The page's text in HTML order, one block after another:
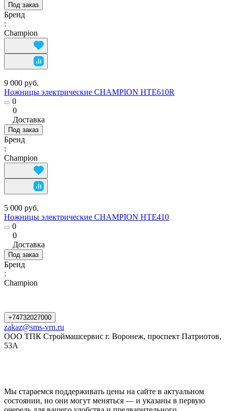
Под заказ
Бренд
:
Champion
9 000 руб.
Ножницы электрические CHAMPION HTE610R
0
0
Доставка
Под заказ
Бренд
:
Champion
5 000 руб.
Ножницы электрические CHAMPION HTE410
0
0
Доставка
Под заказ
Бренд
:
Champion
+74732027000
zakaz@sms-vrn.ru
ООО ТПК Строймашсервис г. Воронеж, проспект Патриотов,
53А
Мы стараемся поддерживать цены на сайте в актуальном
состоянии, но они могут меняться — и указаны в первую